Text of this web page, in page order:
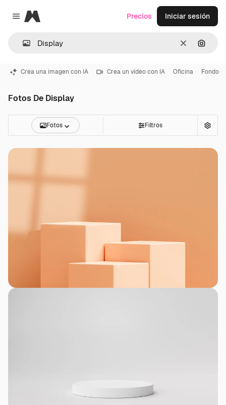
Close menu
Magnific
Borrar
Precios Iniciar sesión
Crea una imagen con IA Crea un vídeo con IA Oficina Fondo
Fotos De Display
Fotos Filtros